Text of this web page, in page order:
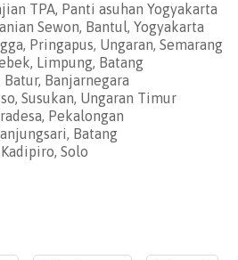
TPA, Panti asuhan Yogyakarta
Sewon, Bantul, Yogyakarta
Pringapus, Ungaran, Semarang
Limpung, Batang
Banjarnegara
Susukan, Ungaran Timur
Pekalongan
Batang
Solo